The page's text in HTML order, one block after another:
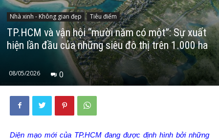
Nhà xinh - Không gian đẹp Tiêu điểm
TP.HCM và vận hội “mười năm có một”: Sự xuất
hiện lần đầu của những siêu đô thị trên 1.000 ha
08/05/2026 0
Diện mạo mới của TP.HCM đang được định hình bởi những